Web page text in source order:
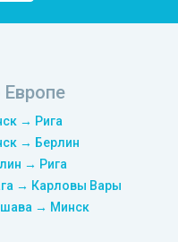
Европе
→ Рига
→ Берлин
→ Рига
→ Карловы Вары
→ Минск